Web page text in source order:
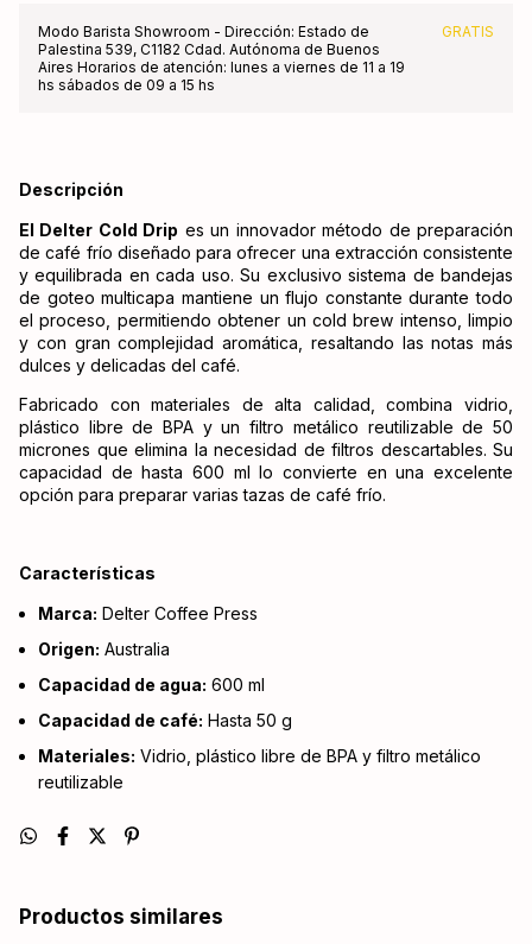
Modo Barista Showroom - Dirección: Estado de
Palestina 539, C1182 Cdad. Autónoma de Buenos
Aires Horarios de atención: lunes a viernes de 11 a 19
hs sábados de 09 a 15 hs
GRATIS
Descripción
El Delter Cold Drip es un innovador método de preparación
de café frío diseñado para ofrecer una extracción consistente
y equilibrada en cada uso. Su exclusivo sistema de bandejas
de goteo multicapa mantiene un flujo constante durante todo
el proceso, permitiendo obtener un cold brew intenso, limpio
y con gran complejidad aromática, resaltando las notas más
dulces y delicadas del café.
Fabricado con materiales de alta calidad, combina vidrio,
plástico libre de BPA y un filtro metálico reutilizable de 50
micrones que elimina la necesidad de filtros descartables. Su
capacidad de hasta 600 ml lo convierte en una excelente
opción para preparar varias tazas de café frío.
Características
Marca: Delter Coffee Press
Origen: Australia
Capacidad de agua: 600 ml
Capacidad de café: Hasta 50 g
Materiales: Vidrio, plástico libre de BPA y filtro metálico
reutilizable
Productos similares